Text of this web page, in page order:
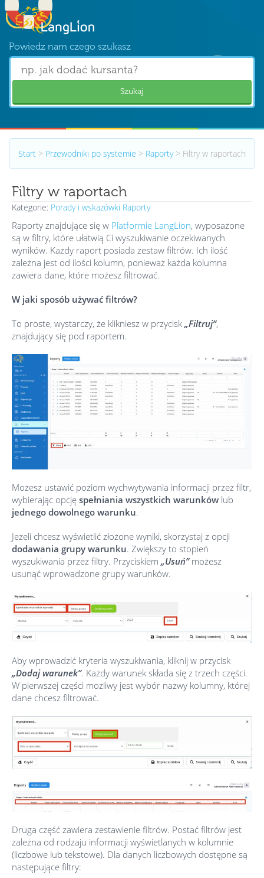
Powiedz nam czego szukasz
Szukaj
Start > Przewodniki po systemie > Raporty> Filtry w raportach
Filtry w raportach
Kategorie: Porady i wskazówki Raporty
Raporty znajdujące się w Platformie LangLion, wyposażone
są w filtry, które ułatwią Ci wyszukiwanie oczekiwanych
wyników. Każdy raport posiada zestaw filtrów. Ich ilość
zależna jest od ilości kolumn, ponieważ każda kolumna
zawiera dane, które możesz filtrować.
W jaki sposób używać filtrów?
To proste, wystarczy, że klikniesz w przycisk „Filtruj”,
znajdujący się pod raportem.
Możesz ustawić poziom wychwytywania informacji przez filtr,
wybierając opcję spełniania wszystkich warunków lub
jednego dowolnego warunku.
Jeżeli chcesz wyświetlić złożone wyniki, skorzystaj z opcji
dodawania grupy warunku. Zwiększy to stopień
wyszukiwania przez filtry. Przyciskiem „Usuń”możesz
usunąć wprowadzone grupy warunków.
Aby wprowadzić kryteria wyszukiwania, kliknij w przycisk
„Dodaj warunek”. Każdy warunek składa się z trzech części.
W pierwszej części możliwy jest wybór nazwy kolumny, której
dane chcesz filtrować.
Druga część zawiera zestawienie filtrów. Postać filtrów jest
zależna od rodzaju informacji wyświetlanych w kolumnie
(liczbowe lub tekstowe). Dla danych liczbowych dostępne są
następujące filtry: